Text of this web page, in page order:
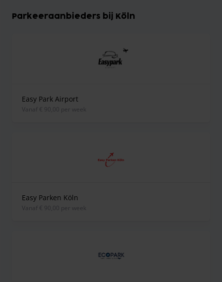
Parkeeraanbieders bij Köln
Easy Park Airport
vanaf € 90,00 per week
Easy Parken Köln
vanaf € 90,00 per week